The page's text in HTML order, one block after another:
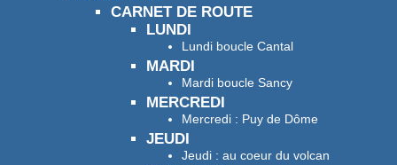
CARNET DE ROUTE
LUNDI
Lundi boucle Cantal
MARDI
Mardi boucle Sancy
MERCREDI
Mercredi : Puy de Dôme
JEUDI
Jeudi : au coeur du volcan